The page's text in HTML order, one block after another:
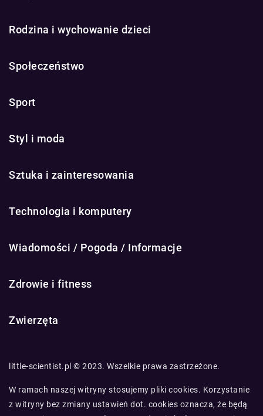
Rodzina i wychowanie dzieci
Społeczeństwo
Sport
Styl i moda
Sztuka i zainteresowania
Technologia i komputery
Wiadomości / Pogoda / Informacje
Zdrowie i fitness
Zwierzęta
little-scientist.pl © 2023. Wszelkie prawa zastrzeżone.
W ramach naszej witryny stosujemy pliki cookies. Korzystanie
z witryny bez zmiany ustawień dot. cookies oznacza, że będą